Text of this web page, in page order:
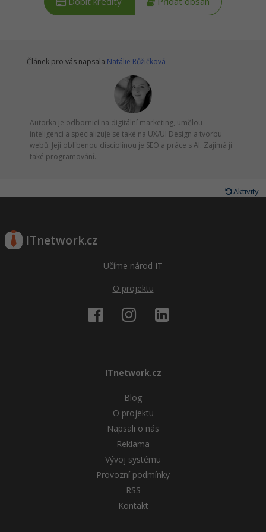
Článek pro vás napsala Natálie Růžičková
Autorka je odbornicí na digitální marketing, umělou
inteligenci a specializuje se také na UX/UI Design a tvorbu
webů. Její oblíbenou disciplínou je SEO a práce s AI. Zajímá ji
také programování.
Aktivity
ITnetwork.cz
Učíme národ IT
O projektu
ITnetwork.cz
Blog
O projektu
Napsali o nás
Reklama
Vývoj systému
Provozní podmínky
RSS
Kontakt